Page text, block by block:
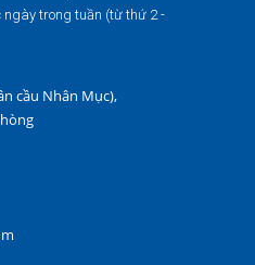
ngày trong tuần (từ thứ 2 -
cầu Nhân Mục),